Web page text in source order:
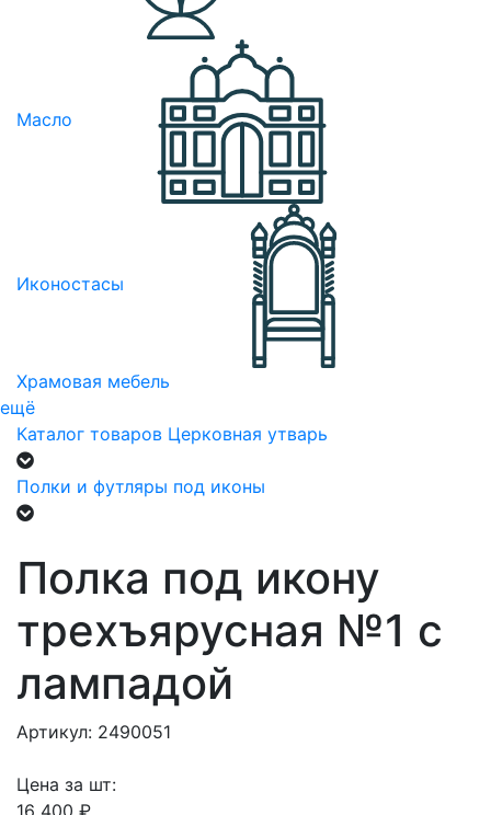
Масло
Иконостасы
Храмовая мебель
ещё
Каталог товаров Церковная утварь
Полки и футляры под иконы
Полка под икону
трехъярусная №1 с
лампадой
Артикул: 2490051
Цена за шт:
16 400 ₽